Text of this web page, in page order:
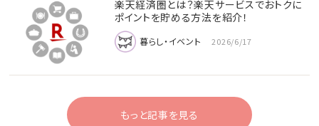
楽天経済圏とは？楽天サービスでおトクに
ポイントを貯める方法を紹介！
暮らし・イベント 2026/6/17
もっと記事を見る